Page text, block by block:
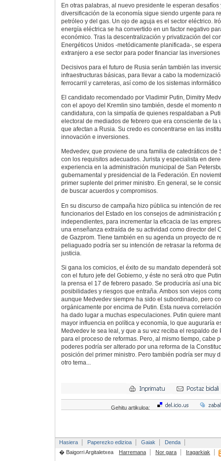
En otras palabras, al nuevo presidente le esperan desafíos
diversificación de la economía sigue siendo urgente para
petróleo y del gas. Un ojo de aguja es el sector eléctrico.
energía eléctrica se ha convertido en un factor negativo
económico. Tras la descentralización y privatización del
Energéticos Unidos -metódicamente planificada-, se
extranjero a ese sector para poder financiar las
Decisivos para el futuro de Rusia serán también las
infraestructuras básicas, para llevar a cabo la
ferrocarril y carreteras, así como de los sistemas
El candidato recomendado por Vladimir Putin, Dimitry
con el apoyo del Kremlin sino también, desde el momento
candidatura, con la simpatía de quienes respaldaban a
electoral de mediados de febrero que era consciente de la
que afectan a Rusia. Su credo es concentrarse en las
innovación e inversiones.
Medvedev, que proviene de una familia de catedráticos de
con los requisitos adecuados. Jurista y especialista en
experiencia en la administración municipal de San
gubernamental y presidencial de la Federación. En
primer suplente del primer ministro. En general, se le
de buscar acuerdos y compromisos.
En su discurso de campaña hizo pública su intención de
funcionarios del Estado en los consejos de administración
independientes, para incrementar la eficacia de las
una enseñanza extraída de su actividad como director del
de Gazprom. Tiene también en su agenda un proyecto de
peliaguado podría ser su intención de retrasar la reforma
justicia.
Si gana los comicios, el éxito de su mandato dependerá
con el futuro jefe del Gobierno, y éste no será otro que
la prensa el 17 de febrero pasado. Se produciría así una
posibilidades y riesgos que entraña. Ambos son viejos
aunque Medvedev siempre ha sido el subordinado, pero
orgánicamente por encima de Putin. Esta nueva
ha dado lugar a muchas especulaciones. Putin quiere
mayor influencia en política y economía, lo que auguraría
Medvedev le sea leal, y que a su vez reciba el respaldo de
para el proceso de reformas. Pero, al mismo tiempo, cabe
poderes podría ser alterado por una reforma de la
posición del primer ministro. Pero también podría ser muy
otro tema...
Gehitu artikuloa:
Hasiera Paperezko edizioa Gaiak
Denda
� Baigorri Argitaletxea
Harremana Nor gara Iragarkiak